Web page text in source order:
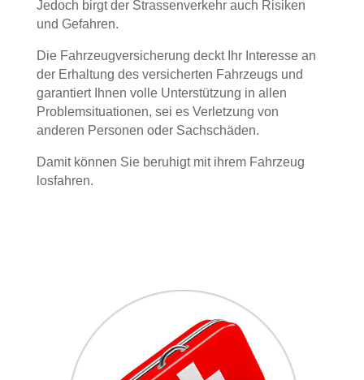
Jedoch birgt der Strassenverkehr auch Risiken
und Gefahren.
Die Fahrzeugversicherung deckt Ihr Interesse an
der Erhaltung des versicherten Fahrzeugs und
garantiert Ihnen volle Unterstützung in allen
Problemsituationen, sei es Verletzung von
anderen Personen oder Sachschäden.
Damit können Sie beruhigt mit ihrem Fahrzeug
losfahren.